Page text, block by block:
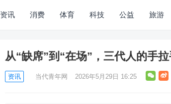
资讯 消费 体育 科技 公益 旅游
从“缺席”到“在场”，三代人的手
资讯 当代青年网 2026年5月29日 16:25